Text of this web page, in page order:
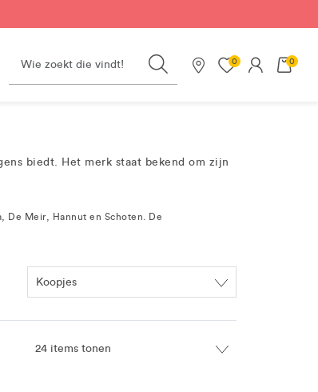
Search
Onze winkels
0 0
biedt. Het merk staat bekend om zijn
De Meir, Hannut en Schoten. De